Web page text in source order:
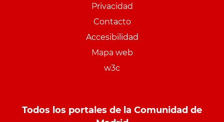
Privacidad
Contacto
Accesibilidad
Mapa web
w3c
Todos los portales de la Comunidad de